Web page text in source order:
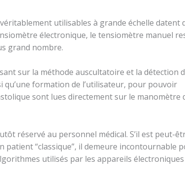
utilisables à grande échelle datent
électronique, le tensiomètre manuel
grand nombre.
sur la méthode auscultatoire et la détection
qu’une formation de l’utilisateur, pour pouvoir
sont lues directement sur le manomètre
réservé au personnel médical. S’il est peut-
patient “classique”, il demeure incontournable
utilisés par les appareils